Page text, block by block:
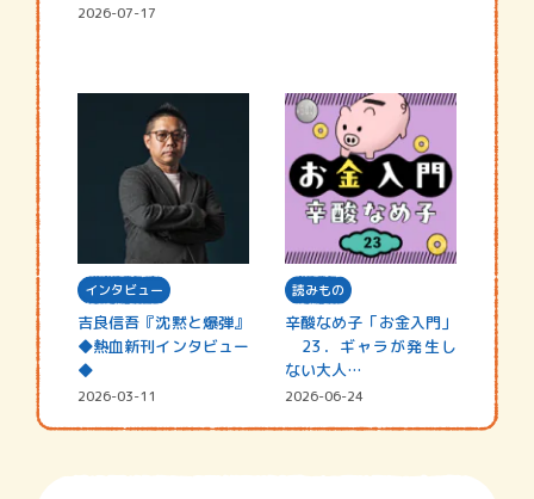
2026-07-17
インタビュー
吉良信吾『沈黙と爆弾』
◆熱血新刊インタビュー
◆
2026-03-11
読みもの
辛酸なめ子「お金入門」
23．ギャラが発生し
ない大人…
2026-06-24